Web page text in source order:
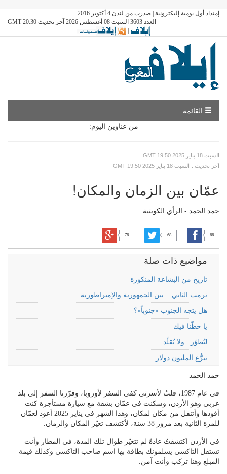
إمتداد أول يومية إليكترونية | صدرت من لندن 4 أكتوبر 2016
العدد 3603 السبت 08 أغسطس 2026 آخر تحديث GMT 20:30
|
القائمة
من عناوين اليوم:
GMT السبت 18 يناير 2025 19:50
GMT السبت 18 يناير 2025 19:50
: آخر تحديث
عمّان بين الزمان والمكان!
حمد الحمد - الرأي الكويتية
66
68
76
مواضيع ذات صلة
تاريخ من البشاعة المنكورة
ترمب الثاني... بين الجمهورية والإمبراطورية
هل يتجه الجنوب «جنوباً»؟
يا حظّنا فيك
‏لنُطوّر.. ولا نُقلّد
تبرُّع المليون دولار
حمد الحمد
في عام 1987، قلتُ لأسرتي كفى السفر لأوروبا، وقرّرنا السفر إلى بلد
عربي وهو الأردن، وسكنت في عمّان بشقة مع سيارة مستأجرة كنت
أقودها وأتنقل من مكان لمكان، وهذا الشهر في يناير 2025 أعود لعمّان
للمرة الثانية بعد مرور 38 سنة، لأكتشف تغيّر المكان والزمان.
في الأردن اكتشفتُ عادةً لم تتغيّر طوال تلك المدة، في المطار وأنت
تستقل التاكسي يسلمونك بطاقة بها اسم صاحب التاكسي وكذلك قيمة
المبلغ وهنا تركب وأنت آمن.